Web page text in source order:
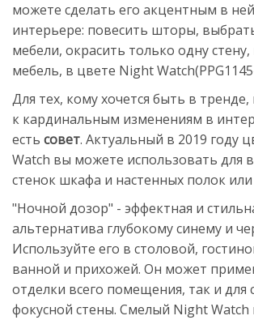
можете сделать его акцентным в
интерьере: повесить шторы,
мебели, окрасить только одну стену,
мебель, в цвете Night
Для тех, кому хочется быть в
к кардинальным изменениям в
есть совет. Актуальный в 2019 году
Watch вы можете использовать для
стенок шкафа и настенных полок
"Ночной дозор" - эффектная и
альтернатива глубокому синему и
Используйте его в столовой,
ванной и прихожей. Он может
отделки всего помещения, так и для
фокусной стены. Смелый Night Watch